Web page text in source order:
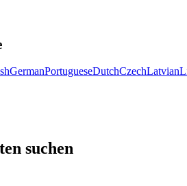
GermanPortugueseDutchCzechLatvian
suchen